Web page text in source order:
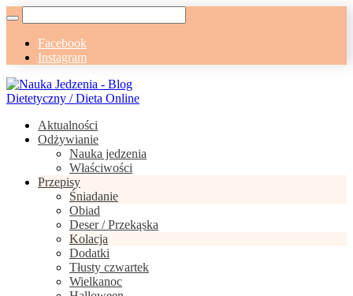
Facebook
Instagram
Aktualności
Odżywianie
Nauka jedzenia
Właściwości
Przepisy
Śniadanie
Obiad
Deser / Przekąska
Kolacja
Dodatki
Tłusty czwartek
Wielkanoc